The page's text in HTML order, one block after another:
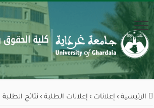
الرئيسية › إعلانات › إعلانات الطلبة › نتائج الطلبة